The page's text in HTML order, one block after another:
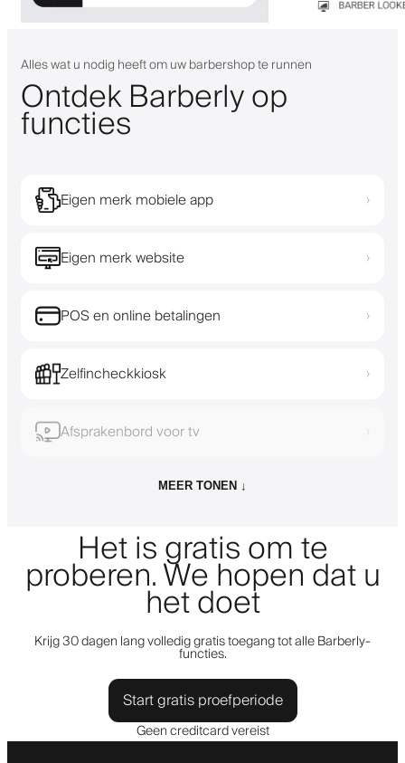
Alles wat u nodig heeft om uw barbershop te runnen
Ontdek Barberly op
functies
Eigen merk mobiele app ›
Eigen merk website ›
POS en online betalingen ›
Zelfincheckkiosk ›
Afsprakenbord voor tv ›
MEER TONEN ↓
Het is gratis om te
proberen. We hopen dat u
het doet
Krijg 30 dagen lang volledig gratis toegang tot alle Barberly-
functies.
Start gratis proefperiode
Geen creditcard vereist